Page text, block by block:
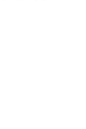
že loď pluje
filmů – Stavebnice
Sparrowa
dárek
z dílny studia